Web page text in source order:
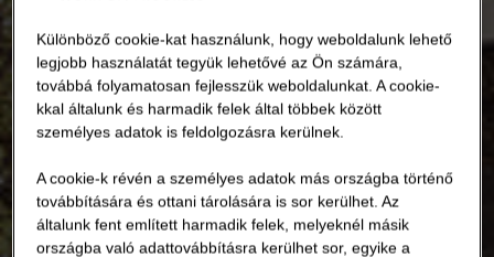
Különböző cookie-kat használunk, hogy weboldalunk lehető
legjobb használatát tegyük lehetővé az Ön számára,
továbbá folyamatosan fejlesszük weboldalunkat. A cookie-
kkal általunk és harmadik felek által többek között
személyes adatok is feldolgozásra kerülnek.
A cookie-k révén a személyes adatok más országba történő
továbbítására és ottani tárolására is sor kerülhet. Az
általunk fent említett harmadik felek, melyeknél másik
országba való adattovábbításra kerülhet sor, egyike a